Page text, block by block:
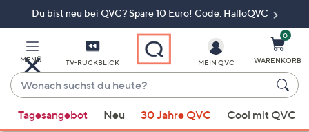
Du bist neu bei QVC? Spare 10 Euro! Code: HalloQVC
MENÜ TV-RÜCKBLICK
Wonach
suchst
du
Vorschläge
MEIN QVC
0
WARENKORB
Tagesangebot Neu 30 Jahre QVC Cool mit QVC